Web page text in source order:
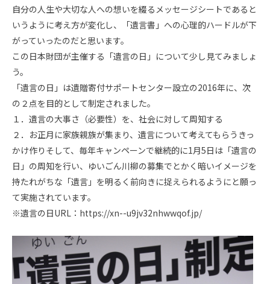
自分の人生や大切な人への想いを綴るメッセージシートであると
いうように考え方が変化し、「遺言書」への心理的ハードルが下
がっていったのだと思います。
この日本財団が主催する「遺言の日」について少し見てみましょ
う。
「遺言の日」は遺贈寄付サポートセンター設立の2016年に、次
の２点を目的として制定されました。
１．遺言の大事さ（必要性）を、社会に対して周知する
２．お正月に家族親族が集まり、遺言について考えてもらうきっ
かけ作りそして、毎年キャンペーンで継続的に1月5日は「遺言の
日」の周知を行い、ゆいごん川柳の募集でとかく暗いイメージを
持たれがちな「遺言」を明るく前向きに捉えられるようにと願っ
て実施されています。
※遺言の日URL： https://xn--u9jv32nhwwqof.jp/